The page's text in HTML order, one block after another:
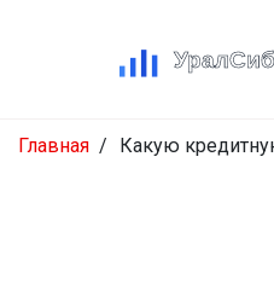
Главная Какую